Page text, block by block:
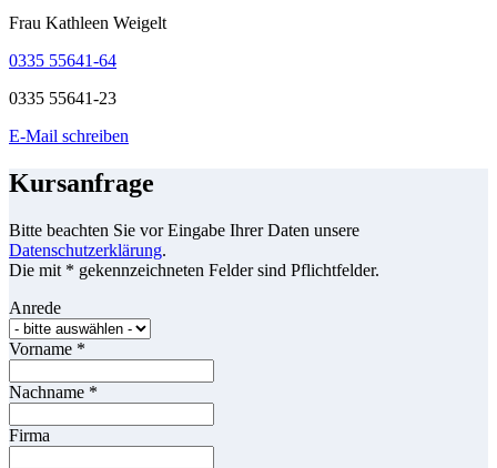
Frau Kathleen Weigelt
0335 55641-64
0335 55641-23
E-Mail schreiben
Kursanfrage
Bitte beachten Sie vor Eingabe Ihrer Daten unsere
Datenschutzerklärung.
Die mit * gekennzeichneten Felder sind Pflichtfelder.
Anrede
Vorname *
Nachname *
Firma